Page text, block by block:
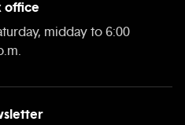
office
midday to 6:00